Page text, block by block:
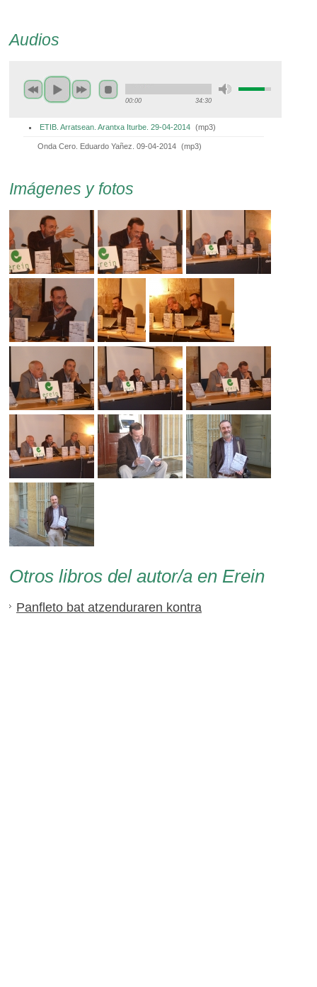
Audios
00:00 34:30
ETIB. Arratsean. Arantxa Iturbe. 29-04-2014 (mp3)
Onda Cero. Eduardo Yañez. 09-04-2014 (mp3)
Imágenes y fotos
Otros libros del autor/a en Erein
Panfleto bat atzenduraren kontra